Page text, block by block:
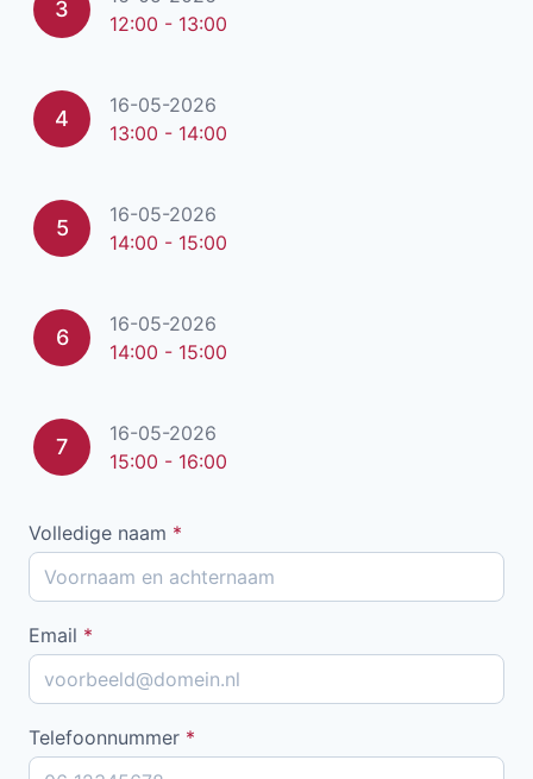
3
12:00 - 13:00
4
16-05-2026
13:00 - 14:00
5
16-05-2026
14:00 - 15:00
6
16-05-2026
14:00 - 15:00
7
16-05-2026
15:00 - 16:00
Volledige naam *
Email *
Telefoonnummer *